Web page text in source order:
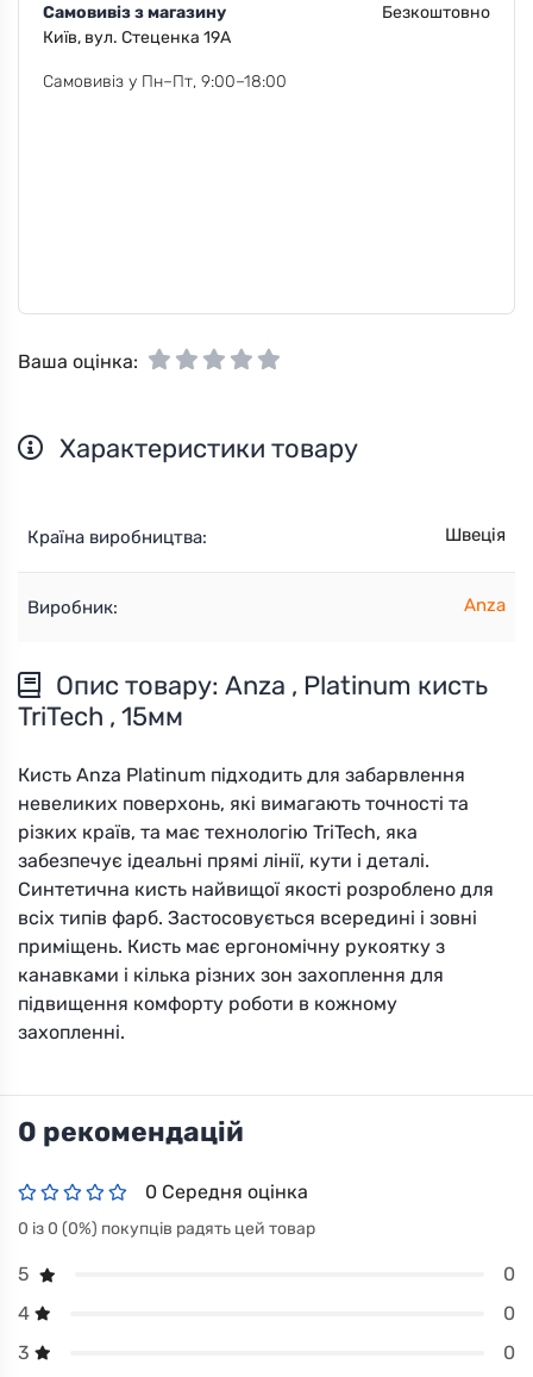
Самовивіз з магазину
Київ, вул. Стеценка 19А
Безкоштовно
Самовивіз у Пн–Пт, 9:00–18:00
Ваша оцінка:
Характеристики товару
Країна виробництва: Швеція
Виробник: Anza
Опис товару: Anza , Platinum кисть
TriTech , 15мм
Кисть Anza Platinum підходить для забарвлення
невеликих поверхонь, які вимагають точності та
різких країв, та має технологію TriTech, яка
забезпечує ідеальні прямі лінії, кути і деталі.
Синтетична кисть найвищої якості розроблено для
всіх типів фарб. Застосовується всередині і зовні
приміщень. Кисть має ергономічну рукоятку з
канавками і кілька різних зон захоплення для
підвищення комфорту роботи в кожному
захопленні.
0 рекомендацій
0 Середня оцінка
0 із 0 (0%) покупців радять цей товар
5
0
4
0
3
0